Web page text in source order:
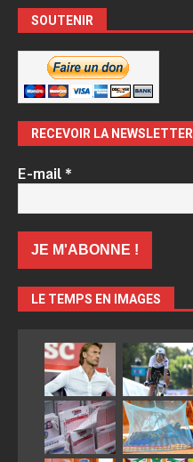
SOUTENIR
RECEVOIR LA NEWSLETTER
E-mail*
LE TEMPS EN IMAGES